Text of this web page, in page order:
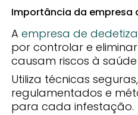
Importância da empresa
Aempresa de
por controlar e
causam riscos à
Utiliza técnicas
regulamentados e
para cada infestação.